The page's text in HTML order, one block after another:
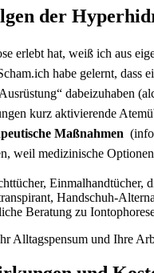
der
erlebt hat, weiß ich aus
habe gelernt, dass
dabeizuhaben
kurz ⁣aktivierende
Maßnahmen
weil medizinische
Einmalhandtücher,
Handschuh-
Beratung zu
Alltagspensum und Ihre